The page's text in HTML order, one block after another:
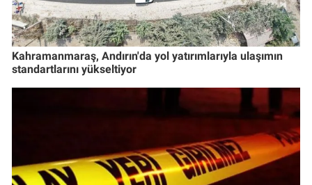
Kahramanmaraş, Andırın'da yol yatırımlarıyla ulaşımın
standartlarını yükseltiyor